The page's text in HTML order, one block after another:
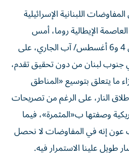
اللبنانية الإسرائيلية
العاصمة الإيطالية روما، أمس
الخميس، والتي عقدت بين 4 و6 أغسطس/ آب الجاري، على
جنوب لبنان من دون تحقيق تقدم،
ما يتعلق بتوسيع «المناطق
النار، على الرغم من تصريحات
وصفتها ب«المثمرة»، فيما
عون إنه في المفاوضات لا نحصل
طويل علينا الاستمرار فيه.